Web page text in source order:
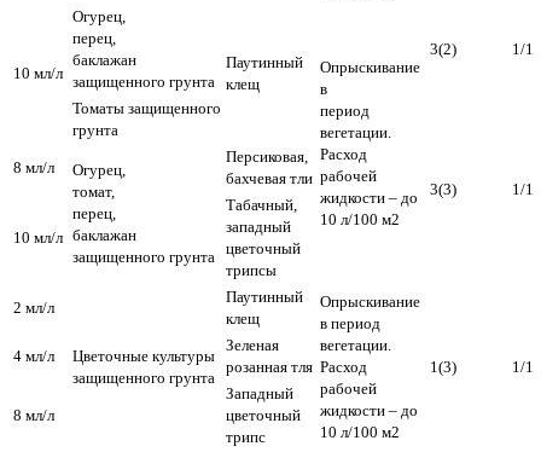
10 мл/л
Огурец,
перец,
баклажан
защищенного грунта
Паутинный
клещ
Опрыскивание
в
период
вегетации.
Расход
рабочей
жидкости – до
10 л/100 м2
3(2) 1/1
Томаты защищенного
грунта
3(3) 1/1
8 мл/л
Огурец,
томат,
перец,
баклажан
защищенного грунта
Персиковая,
бахчевая тли
10 мл/л
Табачный,
западный
цветочный
трипсы
2 мл/л
Цветочные культуры
защищенного грунта
Паутинный
клещ
Опрыскивание
в период
вегетации.
Расход
рабочей
жидкости – до
10 л/100 м2
1(3) 1/1
4 мл/л
Зеленая
розанная тля
8 мл/л
Западный
цветочный
трипс